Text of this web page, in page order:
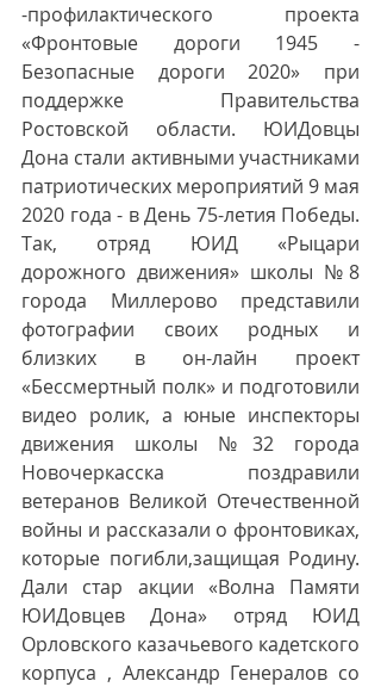
-профилактического проекта
«Фронтовые дороги 1945 -
Безопасные дороги 2020» при
поддержке Правительства
Ростовской области. ЮИДовцы
Дона стали активными участниками
патриотических мероприятий 9 мая
2020 года - в День 75-летия Победы.
Так, отряд ЮИД «Рыцари
дорожного движения» школы №8
города Миллерово представили
фотографии своих родных и
близких в он-лайн проект
«Бессмертный полк» и подготовили
видео ролик, а юные инспекторы
движения школы №32 города
Новочеркасска поздравили
ветеранов Великой Отечественной
войны и рассказали о фронтовиках,
которые погибли,защищая Родину.
Дали стар акции «Волна Памяти
ЮИДовцев Дона» отряд ЮИД
Орловского казачьевого кадетского
корпуса , Александр Генералов со